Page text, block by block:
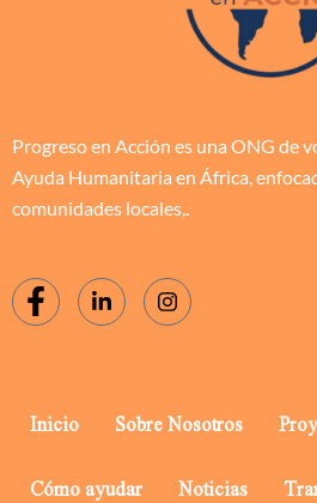
Progreso en Acción es una ONG de
Ayuda Humanitaria en África,
comunidades locales,.
Inicio Sobre Nosotros
Cómo ayudar Noticias